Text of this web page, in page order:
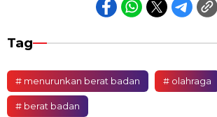
Tag
# menurunkan berat badan # olahraga
# berat badan